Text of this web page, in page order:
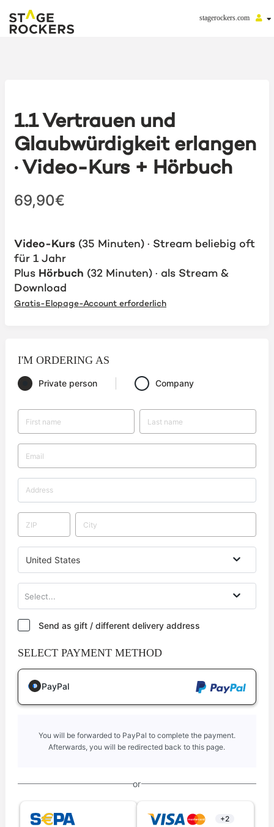
stagerockers.com
1.1 Vertrauen und
Glaubwürdigkeit erlangen
· Video-Kurs + Hörbuch
69,90€
Video-Kurs (35 Minuten) · Stream beliebig oft
für 1 Jahr
Plus Hörbuch (32 Minuten) · als Stream &
Download
Gratis-Elopage-Account erforderlich
I'M ORDERING AS
Private person Company
United States
Select...
Send as gift / different delivery address
SELECT PAYMENT METHOD
PayPal
You will be forwarded to PayPal to complete the payment.
Afterwards, you will be redirected back to this page.
or
+2